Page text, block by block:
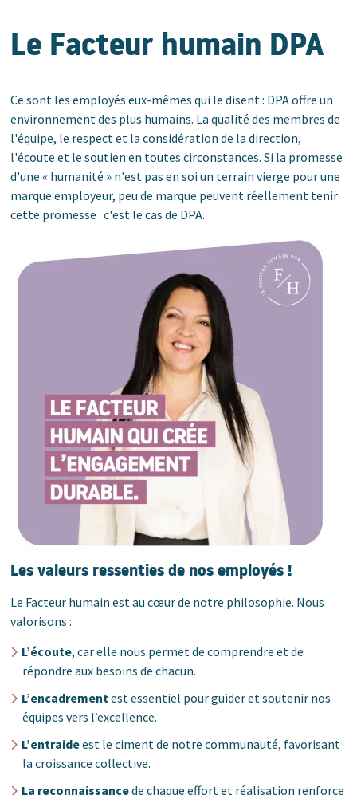
Nos opportunités
Notre Facteur humain
Candidature Spontanée
Le Facteur humain DPA
Ce sont les employés eux-mêmes qui le disent : DPA offre un
environnement des plus humains. La qualité des membres de
l'équipe, le respect et la considération de la direction,
l'écoute et le soutien en toutes circonstances. Si la promesse
d'une « humanité » n'est pas en soi un terrain vierge pour une
marque employeur, peu de marque peuvent réellement tenir
cette promesse : c'est le cas de DPA.
Les valeurs ressenties de nos employés !
Le Facteur humain est au cœur de notre philosophie. Nous
valorisons :
L’écoute, car elle nous permet de comprendre et de
répondre aux besoins de chacun.
L’encadrement est essentiel pour guider et soutenir nos
équipes vers l’excellence.
L’entraideest le ciment de notre communauté, favorisant
la croissance collective.
La reconnaissancede chaque effort et réalisation renforce